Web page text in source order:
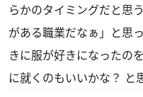
らかのタイミングだと思
がある職業だなぁ」と思
きに服が好きになったの
に就くのもいいかな？ と